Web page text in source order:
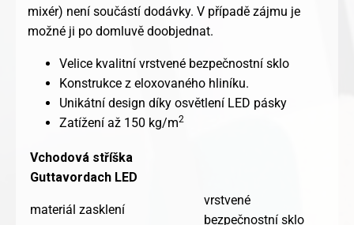
mixér) není součástí dodávky. V případě zájmu je
možné ji po domluvě doobjednat.
Velice kvalitní vrstvené bezpečnostní sklo
Konstrukce z eloxovaného hliníku.
Unikátní design díky osvětlení LED pásky
Zatížení až 150 kg/m2
Vchodová stříška
Guttavordach LED
materiál zasklení
vrstvené
bezpečnostní sklo